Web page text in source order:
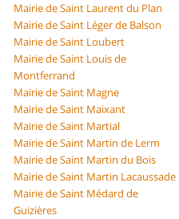
Mairie de Saint Laurent du Plan
Mairie de Saint Léger de Balson
Mairie de Saint Loubert
Mairie de Saint Louis de
Montferrand
Mairie de Saint Magne
Mairie de Saint Maixant
Mairie de Saint Martial
Mairie de Saint Martin de Lerm
Mairie de Saint Martin du Bois
Mairie de Saint Martin Lacaussade
Mairie de Saint Médard de
Guizières